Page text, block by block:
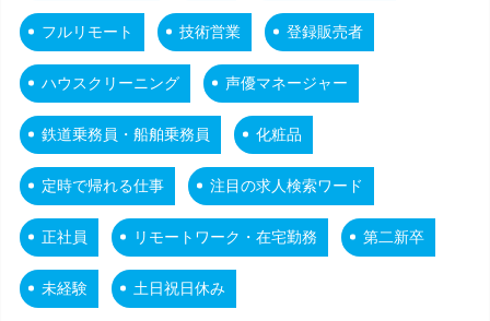
フルリモート 技術営業 登録販売者
ハウスクリーニング 声優マネージャー
鉄道乗務員・船舶乗務員 化粧品
定時で帰れる仕事 注目の求人検索ワード
正社員 リモートワーク・在宅勤務 第二新卒
未経験 土日祝日休み